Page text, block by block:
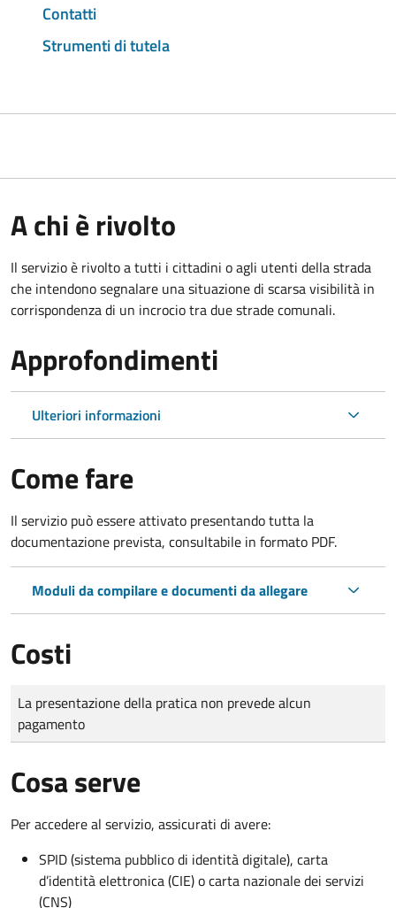
Contatti
Strumenti di tutela
A chi è rivolto
Il servizio è rivolto a tutti i cittadini o agli utenti della strada
che intendono segnalare una situazione di scarsa visibilità in
corrispondenza di un incrocio tra due strade comunali.
Approfondimenti
Ulteriori informazioni
Come fare
Il servizio può essere attivato presentando tutta la
documentazione prevista, consultabile in formato PDF.
Moduli da compilare e documenti da allegare
Costi
Tipo di pagamento
Importo
La presentazione della pratica non prevede alcun
pagamento
Cosa serve
Per accedere al servizio, assicurati di avere:
SPID (sistema pubblico di identità digitale), carta
d’identità elettronica (CIE) o carta nazionale dei servizi
(CNS)